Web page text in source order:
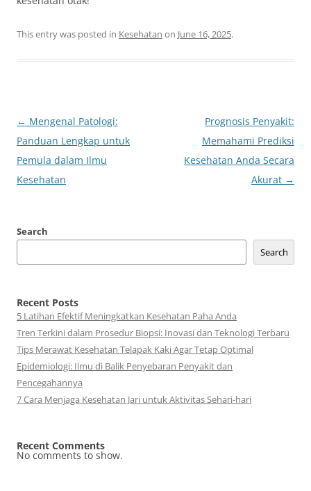
This entry was posted in Kesehatan on June 16, 2025.
Post
navigation
← Mengenal Patologi:
Panduan Lengkap untuk
Pemula dalam Ilmu
Kesehatan
Prognosis Penyakit:
Memahami Prediksi
Kesehatan Anda Secara
Akurat →
Search
Search
Recent Posts
5 Latihan Efektif Meningkatkan Kesehatan Paha Anda
Tren Terkini dalam Prosedur Biopsi: Inovasi dan Teknologi Terbaru
Tips Merawat Kesehatan Telapak Kaki Agar Tetap Optimal
Epidemiologi: Ilmu di Balik Penyebaran Penyakit dan
Pencegahannya
7 Cara Menjaga Kesehatan Jari untuk Aktivitas Sehari-hari
Recent Comments
No comments to show.